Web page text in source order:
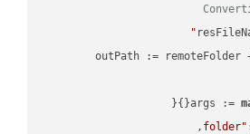
outPath := remoteFolder
args :=